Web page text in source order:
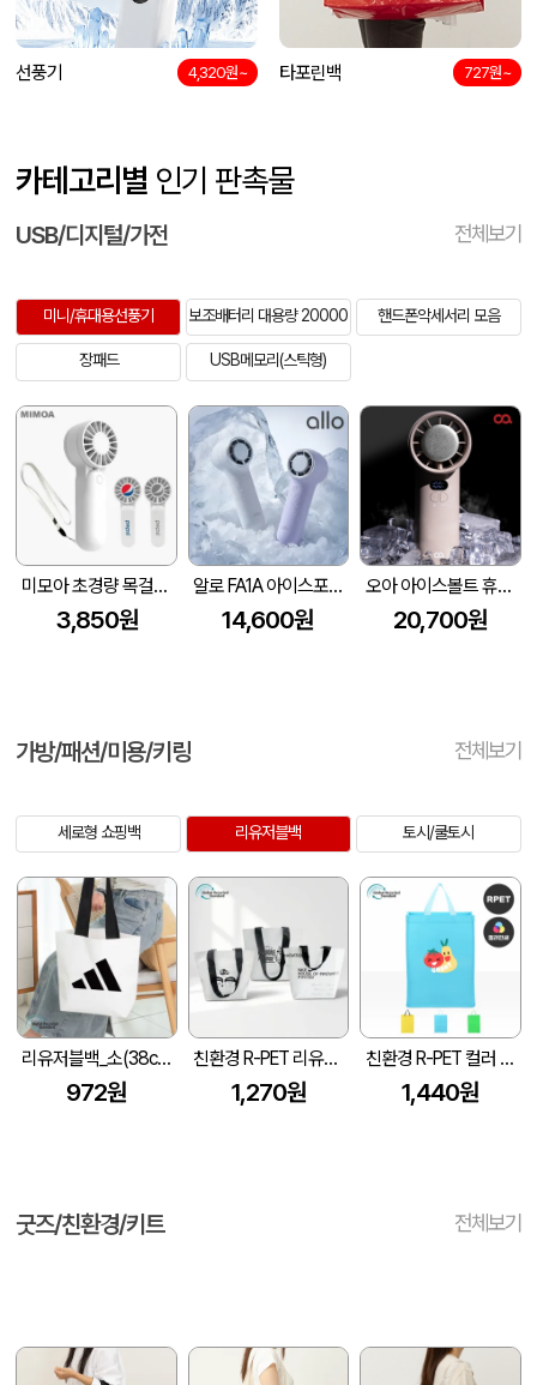
선풍기 4,320원~ 타포린백 727원~
카테고리별 인기 판촉물
USB/디지털/가전 전체보기
미니/휴대용선풍기 보조배터리 대용량 20000 핸드폰악세서리 모음
장패드 USB메모리(스틱형)
미모아 초경량 목걸이 미니 선풍기 FHM16
3,850원
알로 FA1A 아이스포켓 휴대용 냉각 에어컨 핸디 손선풍기
14,600원
오아 아이스볼트 휴대용 미니 핸디 냉각 손 선풍기
20,700원
가방/패션/미용/키링 전체보기
세로형 쇼핑백 리유저블백 토시/쿨토시
리유저블백_소(38cm*30cm*13cm)
972원
친환경 R-PET 리유저블가방 (중량 170g±5)(소, 중, 대)
1,270원
친환경 R-PET 컬러 리유저블백(M자형) (중량 170g±5)(300x140x420mm)
1,440원
굿즈/친환경/키트 전체보기